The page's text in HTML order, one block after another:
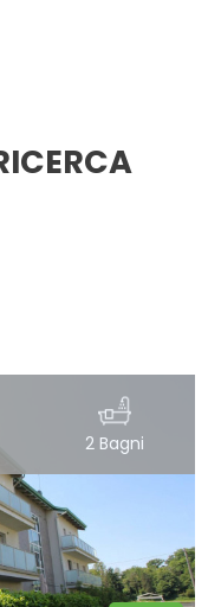
2 Bagni